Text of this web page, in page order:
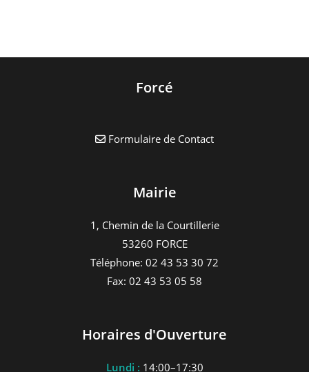
Forcé
Formulaire de Contact
Mairie
1, Chemin de la Courtillerie
53260 FORCE
Téléphone: 02 43 53 30 72
Fax: 02 43 53 05 58
Horaires d'Ouverture
Lundi : 14:00–17:30